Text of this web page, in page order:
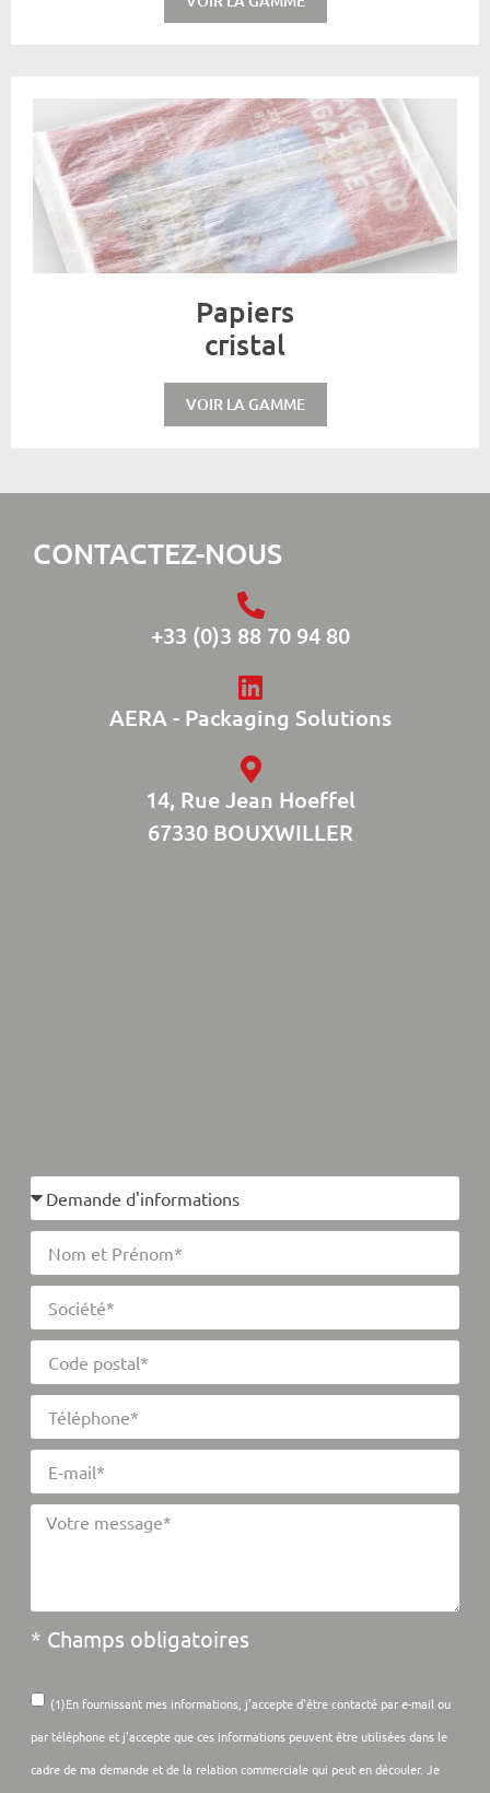
Papiers
cristal
VOIR LA GAMME
CONTACTEZ-NOUS
+33 (0)3 88 70 94 80
AERA - Packaging Solutions
14, Rue Jean Hoeffel
67330 BOUXWILLER
* Champs obligatoires
(1)En fournissant mes informations, j'accepte d'être contacté par e-mail ou
par téléphone et j'accepte que ces informations peuvent être utilisées dans le
cadre de ma demande et de la relation commerciale qui peut en découler. Je